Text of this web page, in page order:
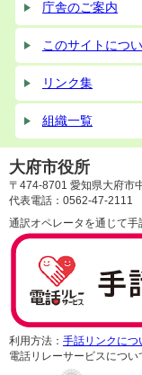
庁舎のご案内
このサイトにつ
リンク集
組織一覧
大府市役所
〒474-8701 愛知県大府市
代表電話：0562-47-2111
通訳オペレータを通じて手
利用方法： 手話リンクにつ
電話リレーサービスについ